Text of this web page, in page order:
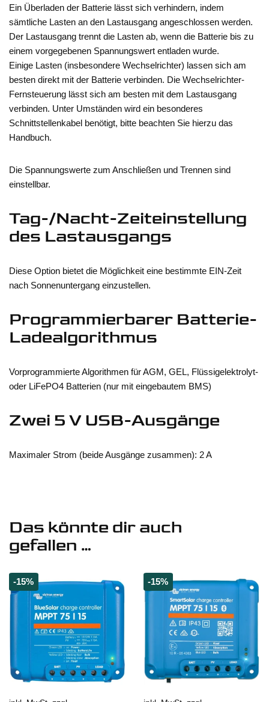
Ein Überladen der Batterie lässt sich verhindern, indem
sämtliche Lasten an den Lastausgang angeschlossen werden.
Der Lastausgang trennt die Lasten ab, wenn die Batterie bis zu
einem vorgegebenen Spannungswert entladen wurde.
Einige Lasten (insbesondere Wechselrichter) lassen sich am
besten direkt mit der Batterie verbinden. Die Wechselrichter-
Fernsteuerung lässt sich am besten mit dem Lastausgang
verbinden. Unter Umständen wird ein besonderes
Schnittstellenkabel benötigt, bitte beachten Sie hierzu das
Handbuch.
Die Spannungswerte zum Anschließen und Trennen sind
einstellbar.
Tag-/Nacht-Zeiteinstellung
des Lastausgangs
Diese Option bietet die Möglichkeit eine bestimmte EIN-Zeit
nach Sonnenuntergang einzustellen.
Programmierbarer Batterie-
Ladealgorithmus
Vorprogrammierte Algorithmen für AGM, GEL, Flüssigelektrolyt-
oder LiFePO4 Batterien (nur mit eingebautem BMS)
Zwei 5 V USB-Ausgänge
Maximaler Strom (beide Ausgänge zusammen): 2 A
Das könnte dir auch
gefallen …
-15% -15%